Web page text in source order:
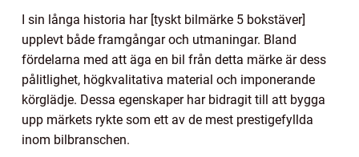
I sin långa historia har [tyskt bilmärke 5 bokstäver]
upplevt både framgångar och utmaningar. Bland
fördelarna med att äga en bil från detta märke är dess
pålitlighet, högkvalitativa material och imponerande
körglädje. Dessa egenskaper har bidragit till att bygga
upp märkets rykte som ett av de mest prestigefyllda
inom bilbranschen.